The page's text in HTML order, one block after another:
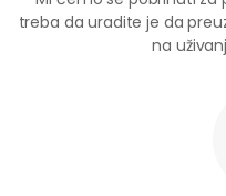
treba da uradite je da
na